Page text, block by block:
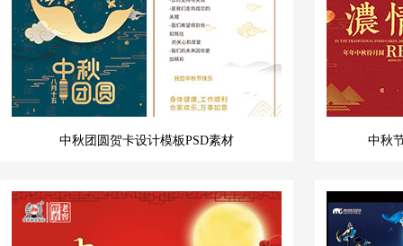
中秋团圆贺卡设计模板PSD素材 中秋